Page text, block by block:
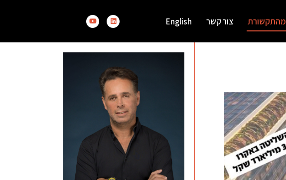
מהתקשורת צור קשר English